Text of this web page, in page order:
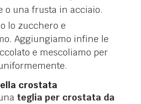
o una frusta in acciaio.
lo zucchero e
Aggiungiamo infine le
e mescoliamo per
crostata
teglia per crostata da